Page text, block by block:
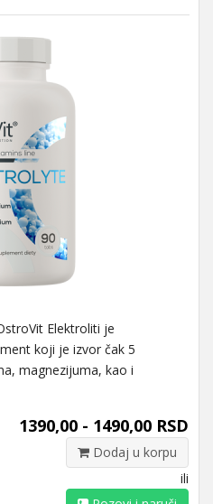
Elektroliti je
koji je izvor čak 5
magnezijuma, kao i
1390,00 - 1490,00 RSD
Dodaj u korpu
ili